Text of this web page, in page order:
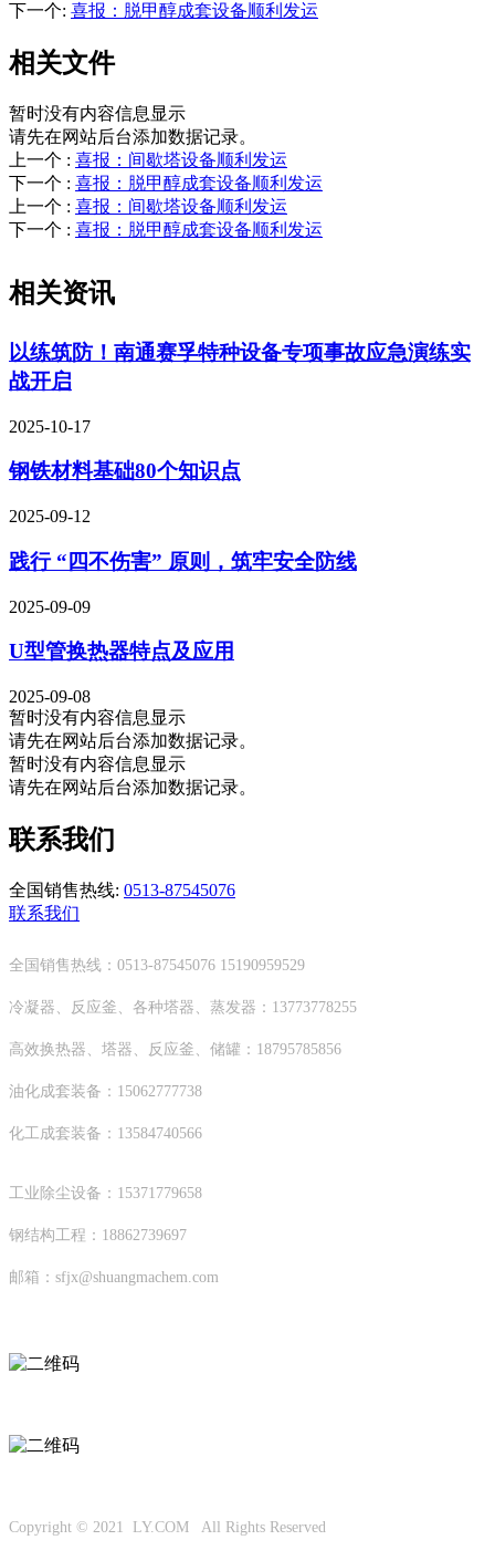
下一个: 喜报：脱甲醇成套设备顺利发运
相关文件
暂时没有内容信息显示
请先在网站后台添加数据记录。
上一个 : 喜报：间歇塔设备顺利发运
下一个 : 喜报：脱甲醇成套设备顺利发运
上一个 : 喜报：间歇塔设备顺利发运
下一个 : 喜报：脱甲醇成套设备顺利发运
相关资讯
以练筑防！南通赛孚特种设备专项事故应急演练实
战开启
2025-10-17
钢铁材料基础80个知识点
2025-09-12
践行 “四不伤害” 原则，筑牢安全防线
2025-09-09
U型管换热器特点及应用
2025-09-08
暂时没有内容信息显示
请先在网站后台添加数据记录。
暂时没有内容信息显示
请先在网站后台添加数据记录。
联系我们
全国销售热线: 0513-87545076
联系我们
全国销售热线：0513-87545076 15190959529
冷凝器、反应釜、各种塔器、蒸发器：13773778255
高效换热器、塔器、反应釜、储罐：18795785856
油化成套装备：15062777738
化工成套装备：13584740566
工业除尘设备：15371779658
钢结构工程：18862739697
邮箱：sfjx@shuangmachem.com
Copyright © 2021 LY.COM All Rights Reserved